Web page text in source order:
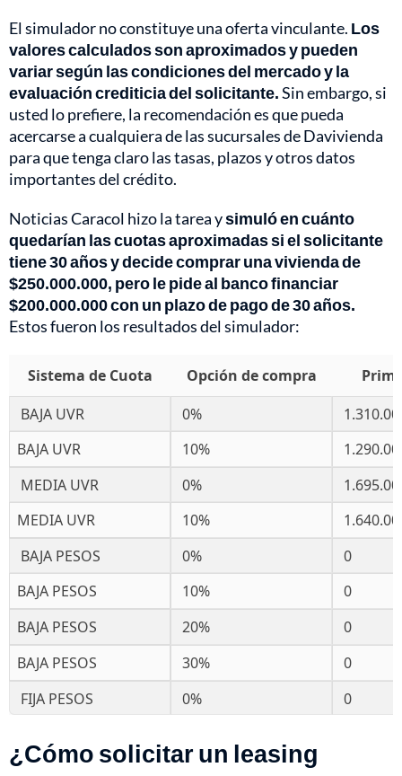
El simulador no constituye una oferta vinculante. Los
valores calculados son aproximados y pueden
variar según las condiciones del mercado y la
evaluación crediticia del solicitante.Sin embargo, si
usted lo prefiere, la recomendación es que pueda
acercarse a cualquiera de las sucursales de Davivienda
para que tenga claro las tasas, plazos y otros datos
importantes del crédito.
Noticias Caracol hizo la tarea ysimuló en cuánto
quedarían las cuotas aproximadas si el solicitante
tiene 30 años y decide comprar una vivienda de
$250.000.000, pero le pide al banco financiar
$200.000.000 con un plazo de pago de 30 años.
Estos fueron los resultados del simulador:
Sistema de Cuota Opción de compra
BAJA UVR
0%
BAJA UVR
10%
MEDIA UVR
0%
MEDIA UVR
10%
BAJA PESOS
0%
0
BAJA PESOS
10%
0
BAJA PESOS
20%
0
BAJA PESOS
30%
0
FIJA PESOS
0% 0
¿Cómo solicitar un leasing